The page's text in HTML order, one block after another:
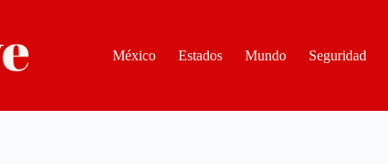
México
Estados Mundo Seguridad